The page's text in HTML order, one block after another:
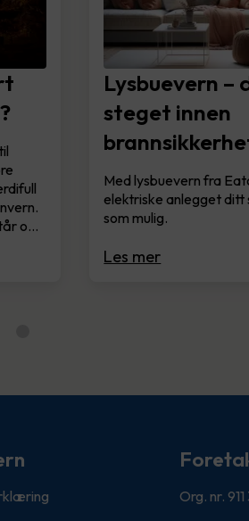
o…
Lysbuevern –
steget innen
Med lysbuevern fra
elektriske anlegget
som mulig.
Les mer
Org. nr.